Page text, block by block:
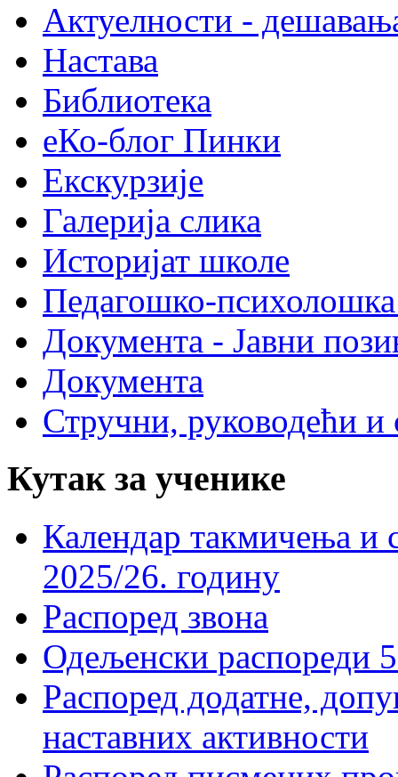
Актуелности -
Настава
Библиотека
еКо-блог Пинки
Екскурзије
Галерија слика
Историјат школе
Педагошко-психолошка
Документа - Јавни
Документа
Стручни, руководећи и
Кутак за ученике
Календар такмичења
2025/26. годину
Распоред звона
Одељенски распореди
Распоред додатне,
наставних активности